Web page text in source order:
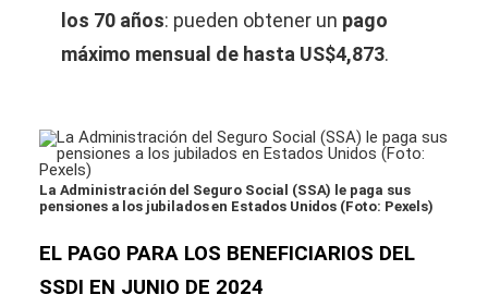
los 70 años: pueden obtener un pago
máximo mensual de hasta US$4,873.
La Administración del Seguro Social (SSA) le paga sus
pensiones a los jubilados en Estados Unidos (Foto: Pexels)
EL PAGO PARA LOS BENEFICIARIOS DEL
SSDI EN JUNIO DE 2024